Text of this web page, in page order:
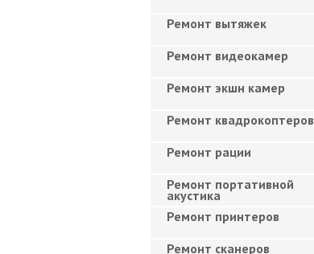
Ремонт вытяжек
Ремонт видеокамер
Ремонт экшн камер
Ремонт квадрокоптеров
Ремонт рации
Ремонт портативной
акустика
Ремонт принтеров
Ремонт сканеров